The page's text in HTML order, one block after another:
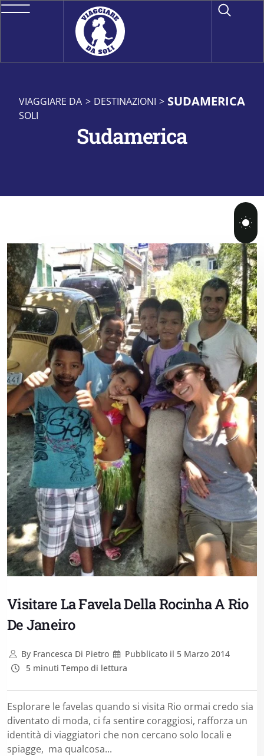
VIAGGIARE DA
SOLI
> DESTINAZIONI > SUDAMERICA
Sudamerica
Visitare La Favela Della Rocinha A Rio
De Janeiro
ByFrancesca Di Pietro Pubblicato il 5 Marzo 2014
5 minuti Tempo di lettura
Esplorare le favelas quando si visita Rio ormai credo sia
diventato di moda, ci fa sentire coraggiosi, rafforza un
identità di viaggiatori che non cercano solo locali e
spiagge, ma qualcosa...